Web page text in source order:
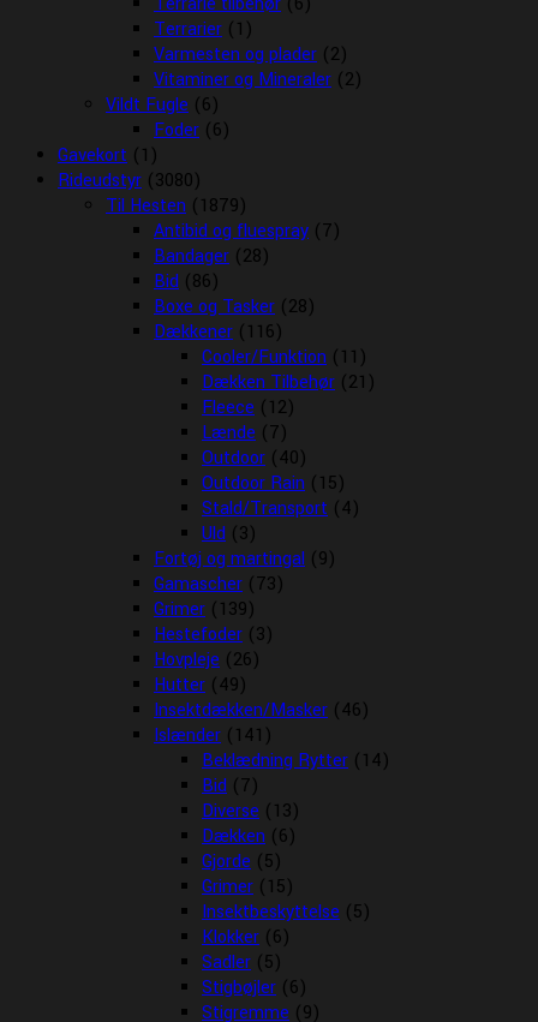
Terrarier (1)
Varmesten og plader (2)
Vitaminer og Mineraler (2)
Vildt Fugle (6)
Foder (6)
Gavekort (1)
Rideudstyr (3080)
Til Hesten (1879)
Antibid og fluespray (7)
Bandager (28)
Bid (86)
Boxe og Tasker (28)
Dækkener (116)
Cooler/Funktion (11)
Dækken Tilbehør (21)
Fleece (12)
Lænde (7)
Outdoor (40)
Outdoor Rain (15)
Stald/Transport (4)
Uld (3)
Fortøj og martingal (9)
Gamascher (73)
Grimer (139)
Hestefoder (3)
Hovpleje (26)
Hutter (49)
Insektdækken/Masker (46)
Islænder (141)
Beklædning Rytter (14)
Bid (7)
Diverse (13)
Dækken (6)
Gjorde (5)
Grimer (15)
Insektbeskyttelse (5)
Klokker (6)
Sadler (5)
Stigbøjler (6)
Stigremme (9)